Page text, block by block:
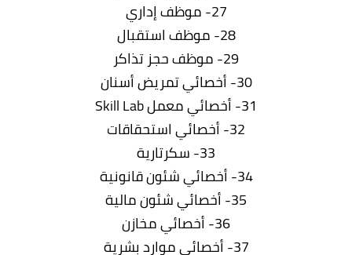
27- موظف إداري
28- موظف استقبال
29- موظف حجز تذاكر
30- أخصائي تمريض أسنان
31- أخصائي معمل Skill Lab
32- أخصائي استحقاقات
33- سكرتارية
34- أخصائي شئون قانونية
35- أخصائي شئون مالية
36- أخصائي مخازن
37- أخصائي موارد بشرية